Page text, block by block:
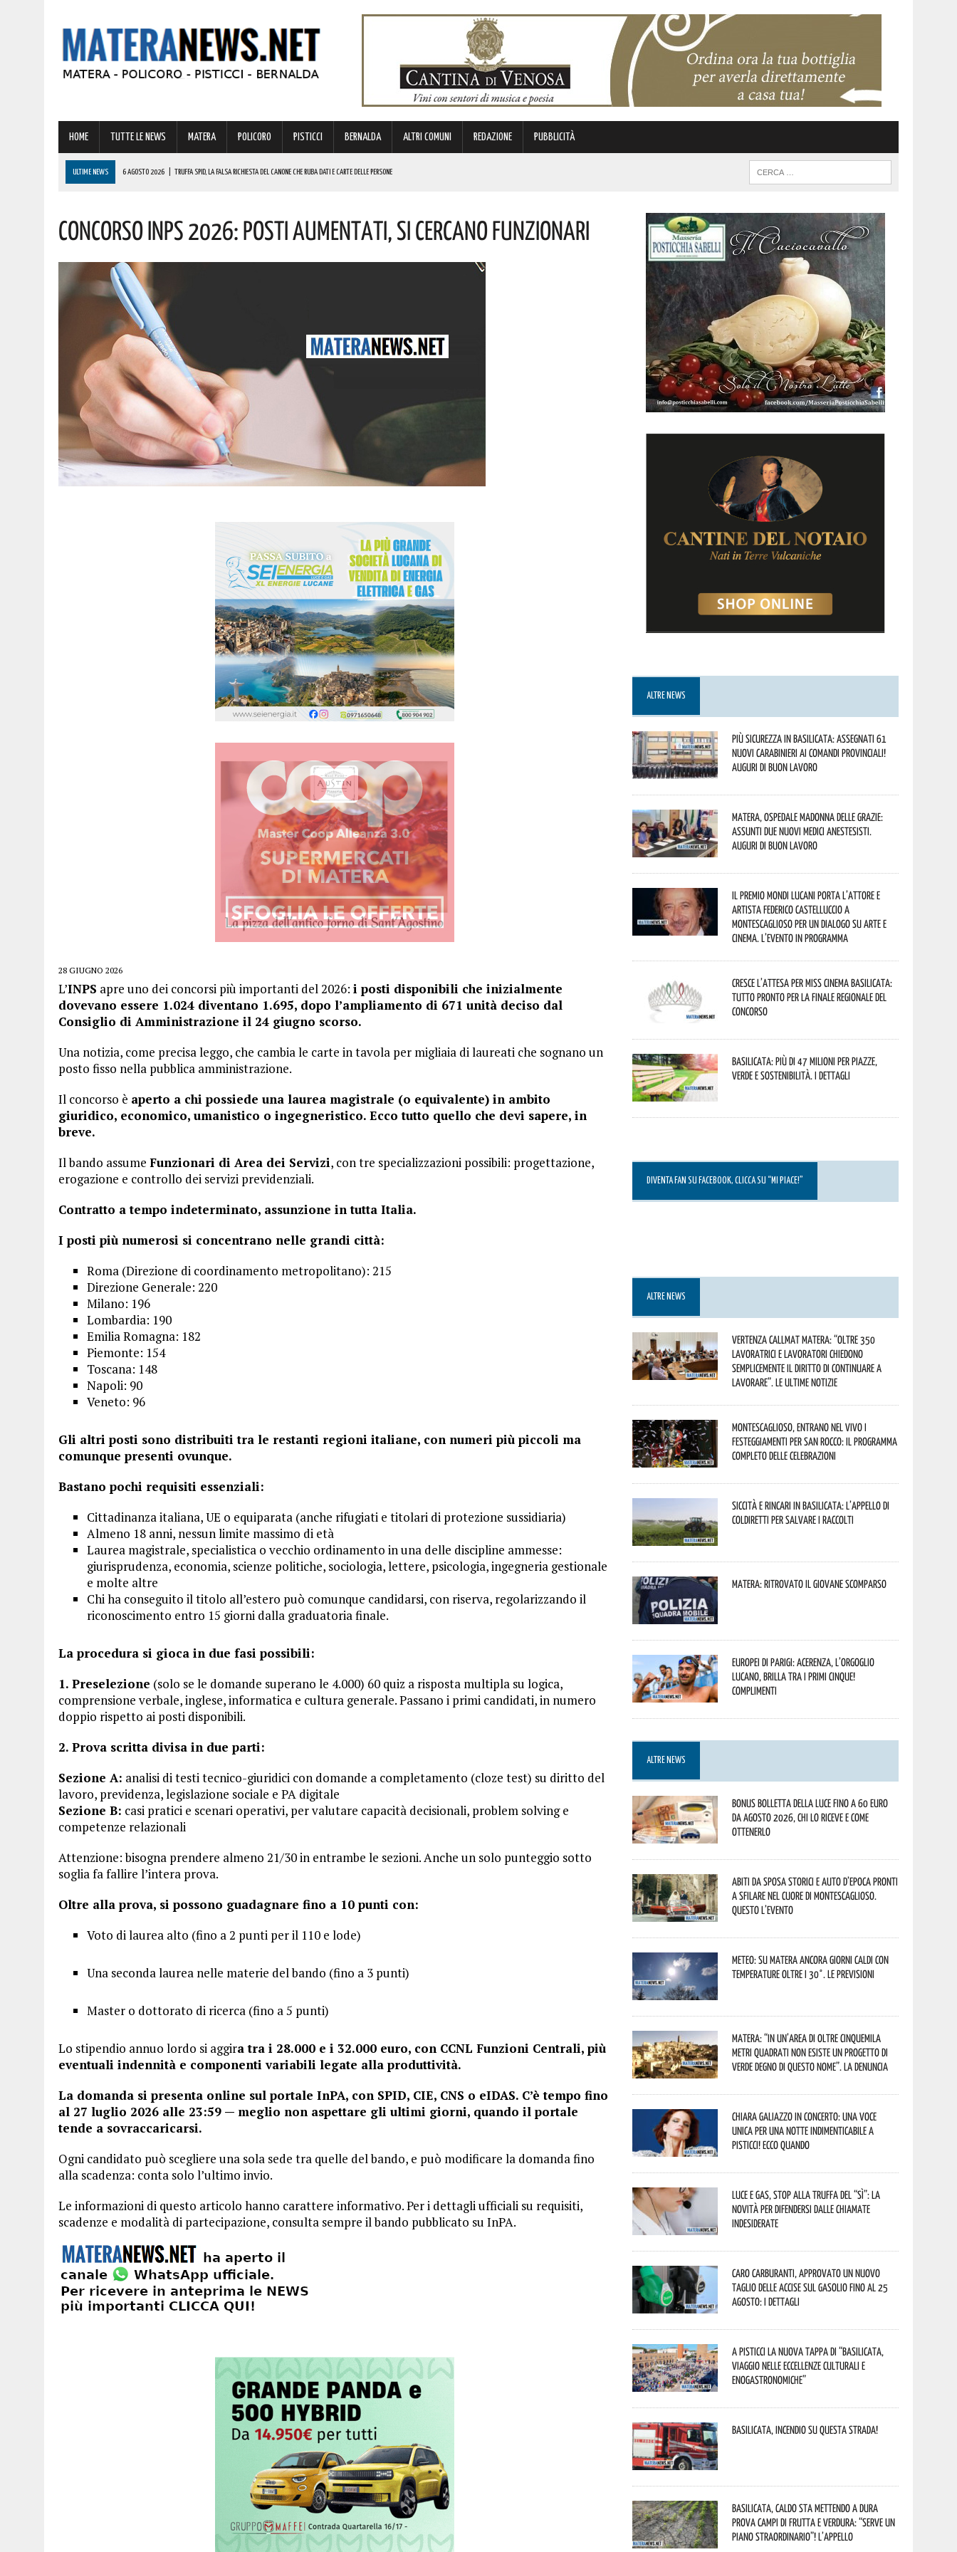
HOME TUTTE LE NEWS MATERA POLICORO PISTICCI BERNALDA ALTRI COMUNI REDAZIONE PUBBLICITÀ
ULTIME NEWS 6 AGOSTO 2026 TRUFFA SPID, LA FALSA RICHIESTA DEL CANONE CHE RUBA DATI E CARTE DELLE PERSONE
6 AGOSTO 2026 | CASE MOBILI E RECUPERO DEI BORGHI: LA RICETTA DI COLDIRETTI PER I LAVORATORI STAGIONALI LUCANI
6 AGOSTO 2026 | MATERA: “LO STUDENTATO UNIVERSITARIO RISCHIA DI DIVENTARE L’ENNESIMA OPERA ANNUNCIATA TANTE VOLTE MA ANCORA NON DISPONIBILE”. LA DENUNCIA
Concorso INPS 2026: Posti Aumentati, Si Cercano Funzionari
28 GIUGNO 2026
L’INPS apre uno dei concorsi più importanti del 2026: i posti disponibili che inizialmente
dovevano essere 1.024 diventano 1.695, dopo l’ampliamento di 671 unità deciso dal
Consiglio di Amministrazione il 24 giugno scorso.
Una notizia, come precisa leggo, che cambia le carte in tavola per migliaia di laureati che sognano un
posto fisso nella pubblica amministrazione.
Il concorso è aperto a chi possiede una laurea magistrale (o equivalente) in ambito
giuridico, economico, umanistico o ingegneristico. Ecco tutto quello che devi sapere, in
breve.
Il bando assume Funzionari di Area dei Servizi, con tre specializzazioni possibili: progettazione,
erogazione e controllo dei servizi previdenziali.
Contratto a tempo indeterminato, assunzione in tutta Italia.
I posti più numerosi si concentrano nelle grandi città:
Roma (Direzione di coordinamento metropolitano): 215
Direzione Generale: 220
Milano: 196
Lombardia: 190
Emilia Romagna: 182
Piemonte: 154
Toscana: 148
Napoli: 90
Veneto: 96
Gli altri posti sono distribuiti tra le restanti regioni italiane, con numeri più piccoli ma
comunque presenti ovunque.
Bastano pochi requisiti essenziali:
Cittadinanza italiana, UE o equiparata (anche rifugiati e titolari di protezione sussidiaria)
Almeno 18 anni, nessun limite massimo di età
Laurea magistrale, specialistica o vecchio ordinamento in una delle discipline ammesse:
giurisprudenza, economia, scienze politiche, sociologia, lettere, psicologia, ingegneria gestionale
e molte altre
Chi ha conseguito il titolo all’estero può comunque candidarsi, con riserva, regolarizzando il
riconoscimento entro 15 giorni dalla graduatoria finale.
La procedura si gioca in due fasi possibili:
1. Preselezione (solo se le domande superano le 4.000) 60 quiz a risposta multipla su logica,
comprensione verbale, inglese, informatica e cultura generale. Passano i primi candidati, in numero
doppio rispetto ai posti disponibili.
2. Prova scritta divisa in due parti:
Sezione A: analisi di testi tecnico-giuridici con domande a completamento (cloze test) su diritto del
lavoro, previdenza, legislazione sociale e PA digitale
Sezione B: casi pratici e scenari operativi, per valutare capacità decisionali, problem solving e
competenze relazionali
Attenzione: bisogna prendere almeno 21/30 in entrambe le sezioni. Anche un solo punteggio sotto
soglia fa fallire l’intera prova.
Oltre alla prova, si possono guadagnare fino a 10 punti con:
Voto di laurea alto (fino a 2 punti per il 110 e lode)
Una seconda laurea nelle materie del bando (fino a 3 punti)
Master o dottorato di ricerca (fino a 5 punti)
Lo stipendio annuo lordo si aggira tra i 28.000 e i 32.000 euro, con CCNL Funzioni Centrali, più
eventuali indennità e componenti variabili legate alla produttività.
La domanda si presenta online sul portale InPA, con SPID, CIE, CNS o eIDAS. C’è tempo fino
al 27 luglio 2026 alle 23:59 — meglio non aspettare gli ultimi giorni, quando il portale
tende a sovraccaricarsi.
Ogni candidato può scegliere una sola sede tra quelle del bando, e può modificare la domanda fino
alla scadenza: conta solo l’ultimo invio.
Le informazioni di questo articolo hanno carattere informativo. Per i dettagli ufficiali su requisiti,
scadenze e modalità di partecipazione, consulta sempre il bando pubblicato su InPA.
ALTRE NEWS
Più sicurezza in Basilicata: assegnati 61
nuovi Carabinieri ai Comandi provinciali!
Auguri di buon lavoro
Matera, Ospedale Madonna delle Grazie:
assunti due nuovi medici anestesisti.
Auguri di buon lavoro
Il Premio Mondi Lucani porta l’attore e
artista Federico Castelluccio a
Montescaglioso per un dialogo su arte e
cinema. L’evento in programma
Cresce l’attesa per Miss Cinema Basilicata:
tutto pronto per la finale regionale del
concorso
Basilicata: più di 47 milioni per piazze,
verde e sostenibilità. I dettagli
DIVENTA FAN SU FACEBOOK, CLICCA SU “MI PIACE!”
ALTRE NEWS
Vertenza CallMat Matera: “Oltre 350
lavoratrici e lavoratori chiedono
semplicemente il diritto di continuare a
lavorare”. Le ultime notizie
Montescaglioso, entrano nel vivo i
festeggiamenti per San Rocco: il programma
completo delle celebrazioni
Siccità e rincari in Basilicata: l’appello di
Coldiretti per salvare i raccolti
Matera: ritrovato il giovane scomparso
Europei di Parigi: Acerenza, l’orgoglio
lucano, brilla tra i primi cinque!
Complimenti
ALTRE NEWS
Bonus bolletta della luce fino a 60 euro
da agosto 2026, chi lo riceve e come
ottenerlo
Abiti da sposa storici e auto d’epoca pronti
a sfilare nel cuore di Montescaglioso.
Questo l’evento
Meteo: su Matera ancora giorni caldi con
temperature oltre i 30°. Le previsioni
Matera: “In un’area di oltre cinquemila
metri quadrati non esiste un progetto di
verde degno di questo nome”. La denuncia
Chiara Galiazzo in concerto: una voce
unica per una notte indimenticabile a
Pisticci! Ecco quando
Luce e gas, stop alla truffa del “Sì”: la
novità per difendersi dalle chiamate
indesiderate
Caro carburanti, approvato un nuovo
taglio delle accise sul gasolio fino al 25
agosto: i dettagli
A Pisticci la nuova tappa di “Basilicata,
viaggio nelle eccellenze culturali e
enogastronomiche”
Basilicata, incendio su questa strada!
Basilicata, caldo sta mettendo a dura
prova campi di frutta e verdura: “Serve un
piano straordinario”! L’appello